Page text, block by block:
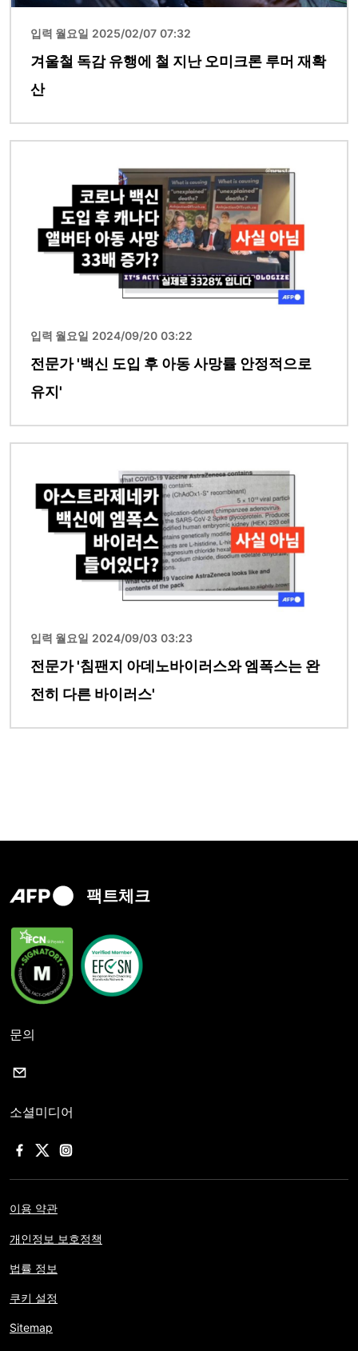
입력 월요일 2025/02/07 07:32
겨울철 독감 유행에 철 지난 오미크론 루머 재확
산
입력 월요일 2024/09/20 03:22
전문가 '백신 도입 후 아동 사망률 안정적으로
유지'
입력 월요일 2024/09/03 03:23
전문가 '침팬지 아데노바이러스와 엠폭스는 완
전히 다른 바이러스'
팩트체크
문의
소셜미디어
이용 약관
개인정보 보호정책
법률 정보
쿠키 설정
Sitemap